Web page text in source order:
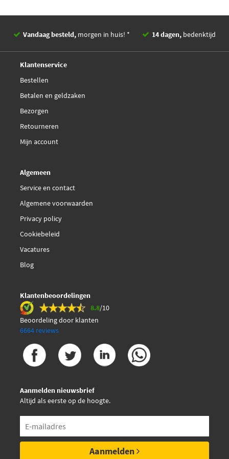
Vandaag besteld, morgen in huis! * 14 dagen, bedenktijd
Klantenservice
Bestellen
Betalen en geldzaken
Bezorgen
Retourneren
Mijn account
Algemeen
Service en contact
Algemene voorwaarden
Privacy policy
Cookiebeleid
Vacatures
Blog
Klantenbeoordelingen
8.8/10
Beoordeling door klanten
6664 reviews
Aanmelden nieuwsbrief
Altijd als eerste op de hoogte.
Aanmelden